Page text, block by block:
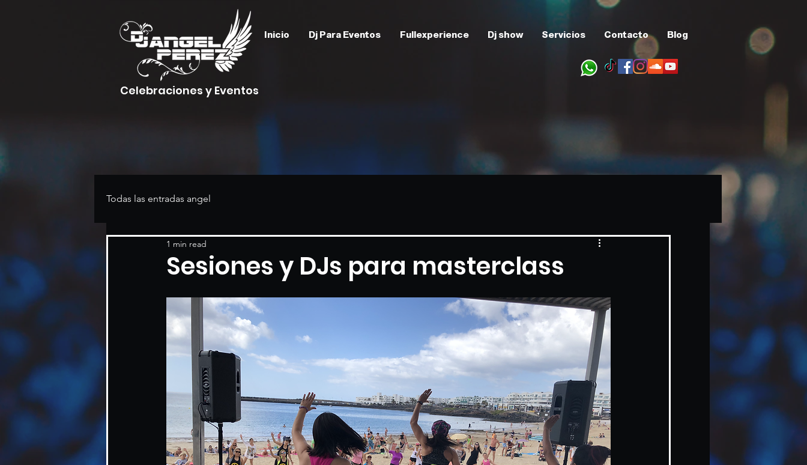
Inicio Dj Para Eventos Fullexperience Dj show Servicios Contacto Blog
Celebraciones y Eventos
Todas las entradas angel
Sesiones y DJs para masterclass
1 min read